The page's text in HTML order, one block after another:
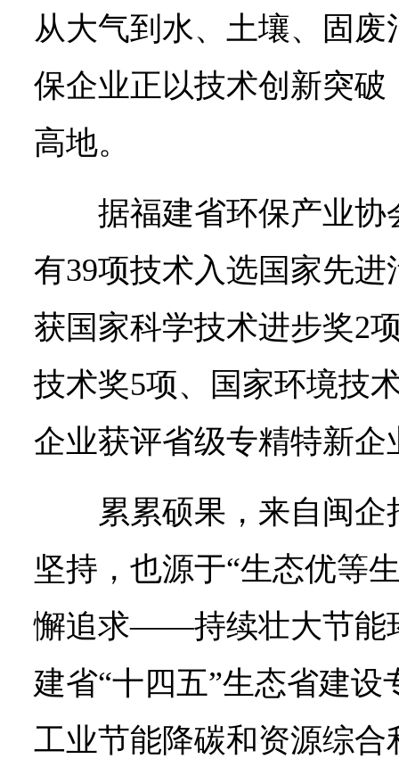
从大气到水、土壤、固
保企业正以技术创新突
高地。
据福建省环保产业
有39项技术入选国家先
获国家科学技术进步奖2
技术奖5项、国家环境技
企业获评省级专精特新
累累硕果，来自闽
坚持，也源于“生态优等
懈追求——持续壮大节能
建省“十四五”生态省建
工业节能降碳和资源综